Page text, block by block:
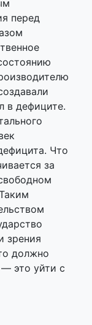
перед
в дефиците.
Что
за
зрения
должно
— это уйти с